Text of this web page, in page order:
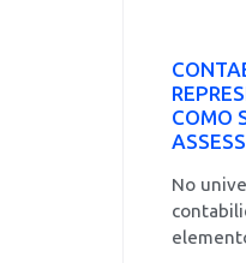
COMO
No